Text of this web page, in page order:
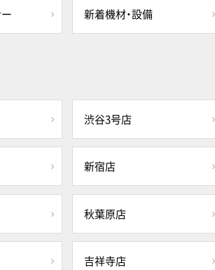
新着機材・設備
渋谷3号店
新宿店
秋葉原店
吉祥寺店